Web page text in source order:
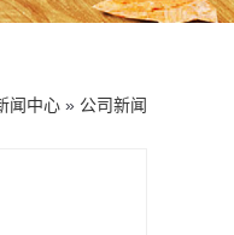
闻中心 » 公司新闻